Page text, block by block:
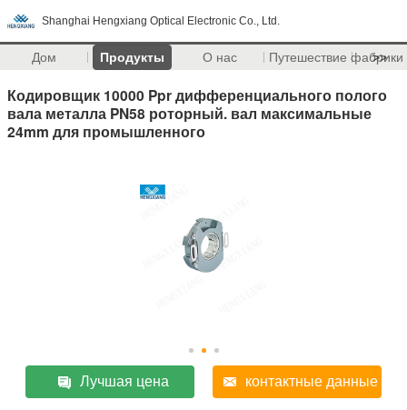
Shanghai Hengxiang Optical Electronic Co., Ltd.
Дом Продукты О нас Путешествие фабрики
>>
Кодировщик 10000 Ppr дифференциального полого
вала металла PN58 роторный. вал максимальные
24mm для промышленного
Лучшая цена контактные данные